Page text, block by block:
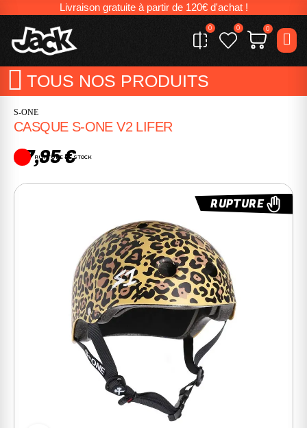
Livraison gratuite à partir de 120€ d'achat !
0 0 0
TOUS NOS PRODUITS
S-ONE
CASQUE S-ONE V2 LIFER
67,95 €
RUPTURE DE STOCK
RUPTURE